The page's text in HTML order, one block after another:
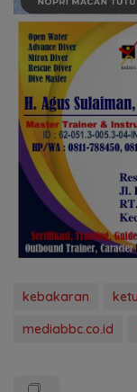
kebakaran
mediabbc.co.id